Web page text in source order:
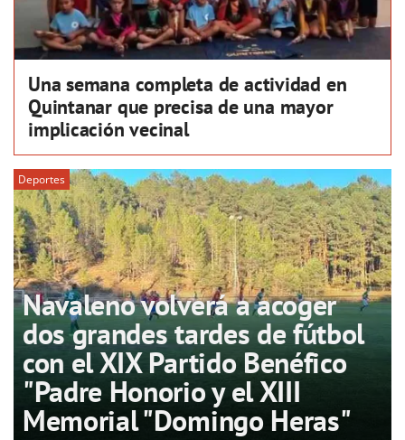
Una semana completa de actividad en
Quintanar que precisa de una mayor
implicación vecinal
Deportes
Navaleno volverá a acoger
dos grandes tardes de fútbol
con el XIX Partido Benéfico
"Padre Honorio y el XIII
Memorial "Domingo Heras"